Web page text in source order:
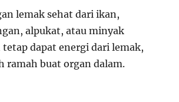
lemak sehat dari ikan,
alpukat, atau minyak
dapat energi dari lemak,
ramah buat organ dalam.